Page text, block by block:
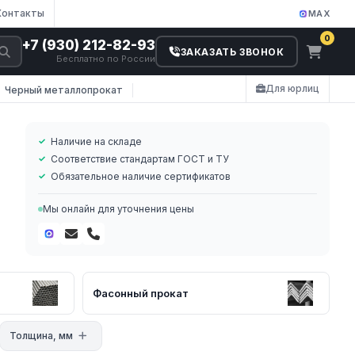
MAX
+7 (930) 212-82-93
Бесплатно по России
ЗАКАЗАТЬ ЗВОНОК
0
Черный металлопрокат Для юрлиц
Наличие на складе
Соответствие стандартам ГОСТ и ТУ
Обязательное наличие сертификатов
Мы онлайн для уточнения цены
Фасонный прокат
Толщина, мм